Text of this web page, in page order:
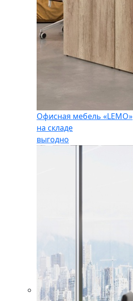
Офисная мебель «LEMO»
на складе
выгодно